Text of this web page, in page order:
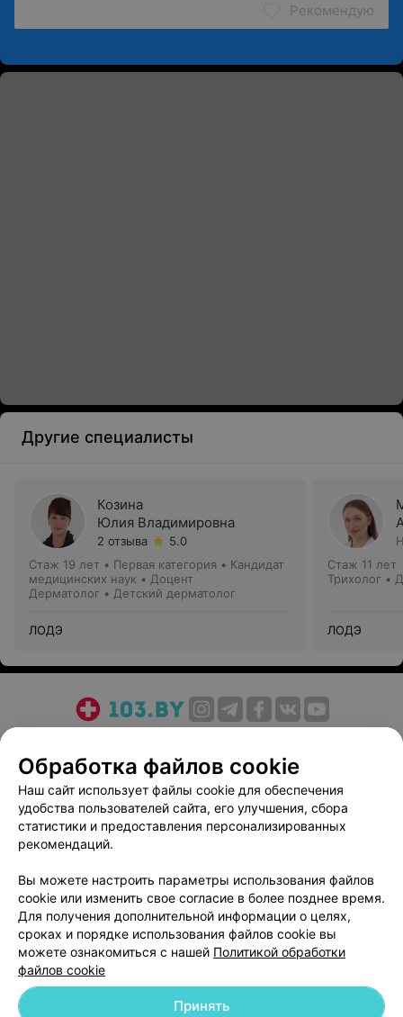
Рекомендую
Другие специалисты
Козина
Юлия Владимировна
2 отзыва
5.0
Стаж 19 лет • Первая категория • Кандидат
медицинских наук • Доцент
Дерматолог • Детский дерматолог
ЛОДЭ
Стаж 11 лет
Трихолог •
ЛОДЭ
Медицинский маркетинг
Публичный договор
Пользовательское соглашение
Способы оплаты
Вакансии
Партнеры
Написать руководителю 103.by
Персональные настройки cookie
Обработка персональных данных
Обработка файлов cookie
Наш сайт использует файлы cookie для обеспечения
удобства пользователей сайта, его улучшения, сбора
статистики и предоставления персонализированных
рекомендаций.
Вы можете настроить параметры использования файлов
cookie или изменить свое согласие в более позднее время.
Для получения дополнительной информации о целях,
сроках и порядке использования файлов cookie вы
можете ознакомиться с нашей Политикой обработки
файлов cookie
Принять